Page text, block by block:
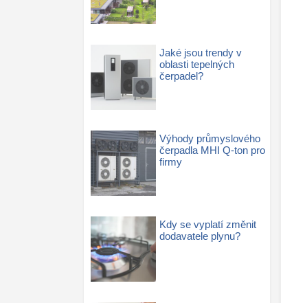
Jaké jsou trendy v
oblasti tepelných
čerpadel?
Výhody průmyslového
čerpadla MHI Q-ton pro
firmy
Kdy se vyplatí změnit
dodavatele plynu?